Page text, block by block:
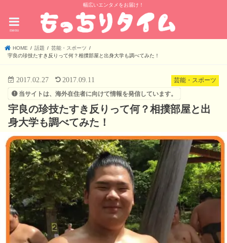
幅広いエンタメをお届け！
menu
HOME 話題
芸能・スポーツ
宇良の珍技たすき反りって何？相撲部屋と出身大学も調べてみた！
芸能・スポーツ
2017.02.27 2017.09.11
当サイトは、海外在住者に向けて情報を発信しています。
宇良の珍技たすき反りって何？相撲部屋と出
身大学も調べてみた！